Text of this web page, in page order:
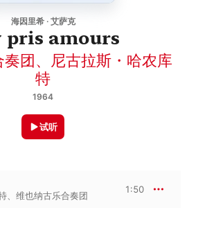
海因里希 · 艾萨克
pris amours
奏团、
尼古拉斯・哈农库
特
1964
试听
维也纳古乐合奏团
1:50